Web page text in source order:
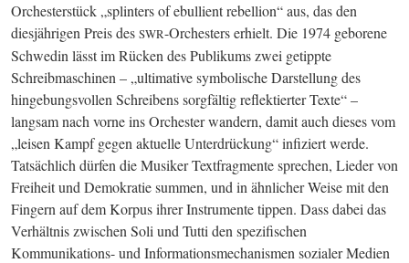
Orchesterstück „splinters of ebullient rebellion“ aus, das den
diesjährigen Preis des SWR-Orchesters erhielt. Die 1974 geborene
Schwedin lässt im Rücken des Publikums zwei getippte
Schreibmaschinen – „ultimative symbolische Darstellung des
hingebungsvollen Schreibens sorgfältig reflektierter Texte“ –
langsam nach vorne ins Orchester wandern, damit auch dieses vom
„leisen Kampf gegen aktuelle Unterdrückung“ infiziert werde.
Tatsächlich dürfen die Musiker Textfragmente sprechen, Lieder von
Freiheit und Demokratie summen, und in ähnlicher Weise mit den
Fingern auf dem Korpus ihrer Instrumente tippen. Dass dabei das
Verhältnis zwischen Soli und Tutti den spezifischen
Kommunikations- und Informationsmechanismen sozialer Medien